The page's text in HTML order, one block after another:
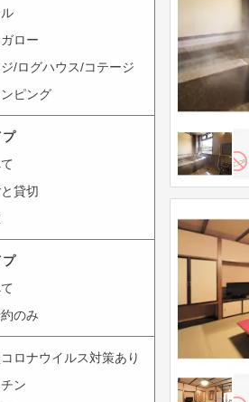
ロー
/ログハウス/コテージ
ピング
プ
貸切
プ
のみ
ロナウイルス対策あり
ン